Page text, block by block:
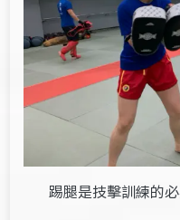
踢腿是技擊訓練的